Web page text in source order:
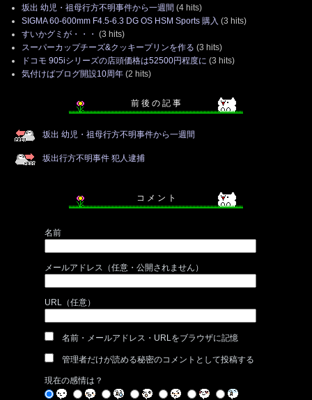
坂出 幼児・祖母行方不明事件から一週間 (4 hits)
SIGMA 60-600mm F4.5-6.3 DG OS HSM Sports 購入 (3 hits)
すいかグミが・・・ (3 hits)
スーパーカップチーズ&クッキープリンを作る (3 hits)
ドコモ 905iシリーズの店頭価格は52500円程度に (3 hits)
気付けばブログ開設10周年 (2 hits)
前 後 の 記 事
坂出 幼児・祖母行方不明事件から一週間
坂出行方不明事件 犯人逮捕
コ メ ン ト
名前
メールアドレス（任意・公開されません）
URL（任意）
名前・メールアドレス・URLをブラウザに記憶
管理者だけが読める秘密のコメントとして投稿する
現在の感情は？